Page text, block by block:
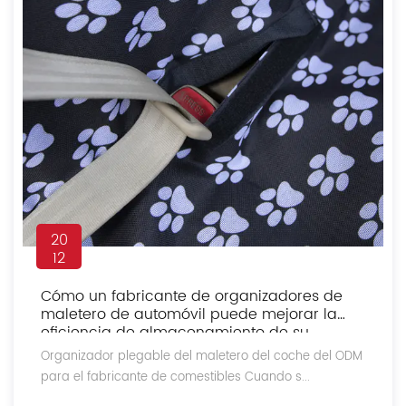
20
12
Cómo un fabricante de organizadores de
maletero de automóvil puede mejorar la
eficiencia de almacenamiento de su
vehículo
Organizador plegable del maletero del coche del ODM
para el fabricante de comestibles Cuando s...